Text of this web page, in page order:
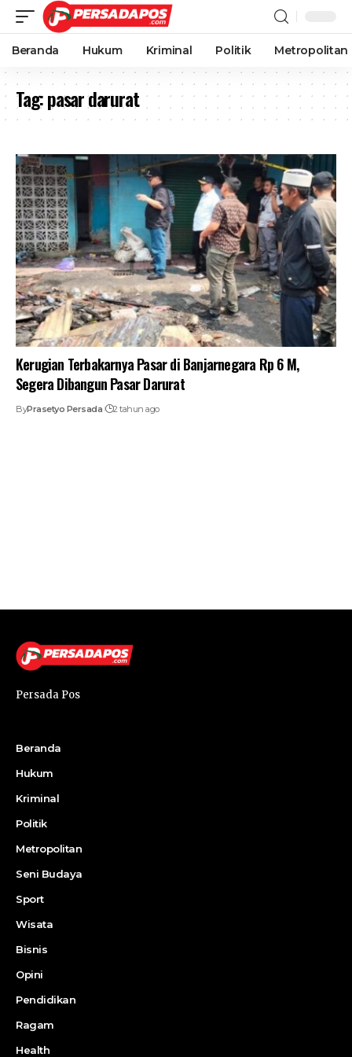
Beranda Hukum Kriminal Politik Metropolitan
Tag:pasar darurat
Kerugian Terbakarnya Pasar di Banjarnegara Rp 6 M,
Segera Dibangun Pasar Darurat
ByPrasetyo Persada 2 tahun ago
Persada Pos
Beranda
Hukum
Kriminal
Politik
Metropolitan
Seni Budaya
Sport
Wisata
Bisnis
Opini
Pendidikan
Ragam
Health